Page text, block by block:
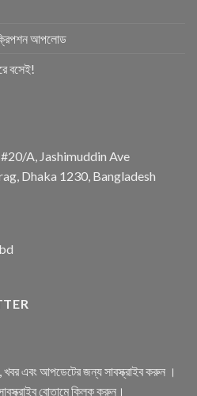
আপলোড
বসেই!
A, Jashimuddin Ave
Dhaka 1230, Bangladesh
খবর এবং আপডেটের জন্য সাবস্ক্রাইব করুন ।
বোতামে ক্লিক করুন।